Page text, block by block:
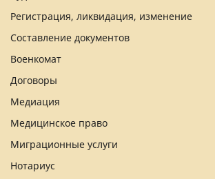
Регистрация, ликвидация, изменение
Составление документов
Военкомат
Договоры
Медиация
Медицинское право
Миграционные услуги
Нотариус